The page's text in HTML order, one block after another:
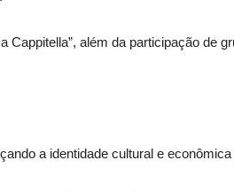
além da participação de
a identidade cultural e